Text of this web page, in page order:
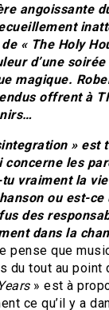
angoissante
« The Holy
d’une
magique.
offrent à
» est
concerne les
vraiment la
ou est-ce
des
dans la
pense que
du tout au point
» est à
ce qu’il y a